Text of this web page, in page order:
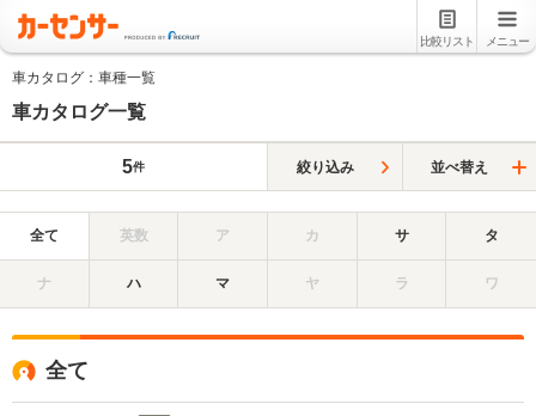
比較リスト メニュー
車カタログ：車種一覧
車カタログ一覧
5件 絞り込み 並べ替え
全て 英数 ア カ サ タ
ナ ハ マ ヤ ラ ワ
全て